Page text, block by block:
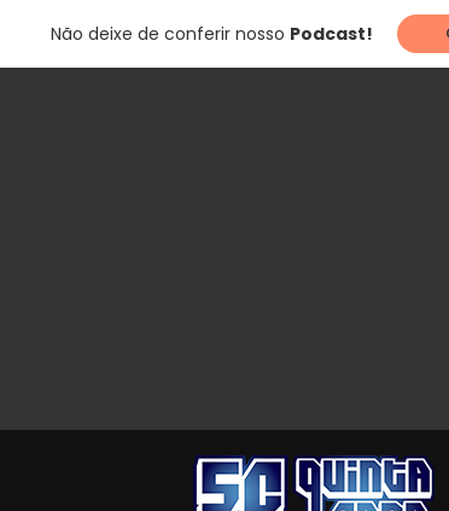
Não deixe de conferir nosso Podcast!